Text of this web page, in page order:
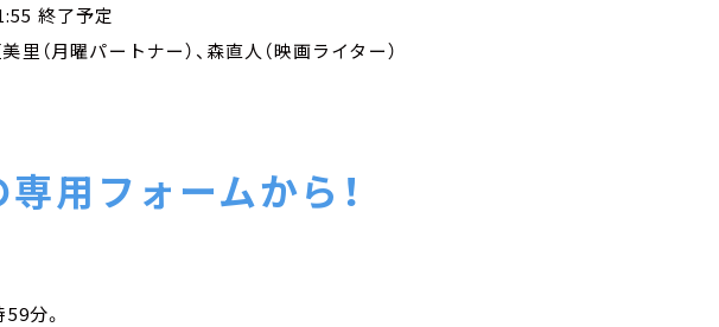
終了予定
里（月曜パートナー）、森直人（映画ライター）
用フォームから！
分。